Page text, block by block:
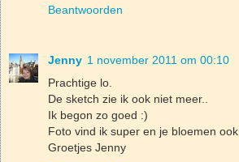
Beantwoorden
Jenny 1 november 2011 om 00:10
Prachtige lo.
De sketch zie ik ook niet meer..
Ik begon zo goed :)
Foto vind ik super en je bloemen ook.
Groetjes Jenny